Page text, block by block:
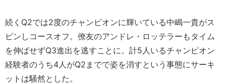
続くQ2では2度のチャンピオンに輝いている中嶋一貴がス
ピンしコースオフ。僚友のアンドレ・ロッテラーもタイム
を伸ばせずQ3進出を逃すことに。計5人いるチャンピオン
経験者のうち4人がQ2までで姿を消すという事態にサーキ
ットは騒然とした。